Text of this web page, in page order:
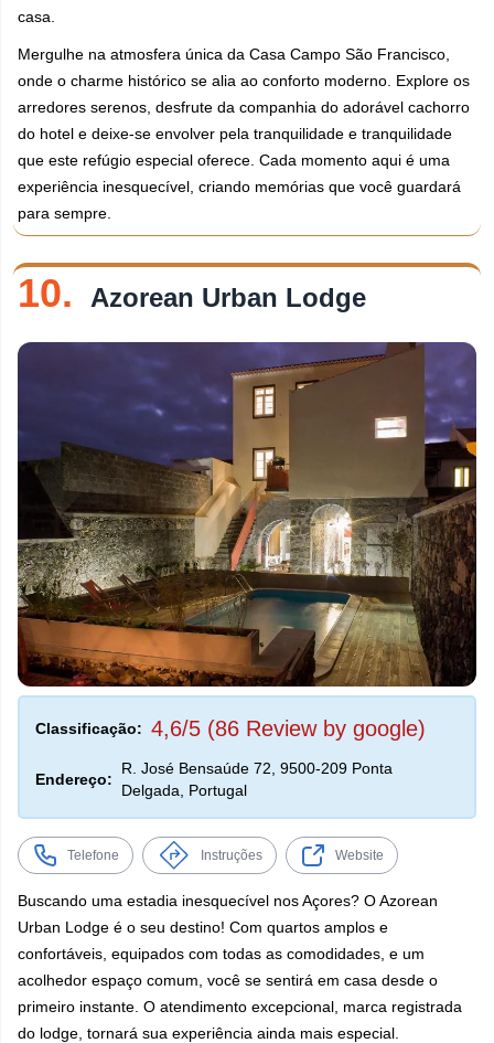
casa.
Mergulhe na atmosfera única da Casa Campo São Francisco,
onde o charme histórico se alia ao conforto moderno. Explore os
arredores serenos, desfrute da companhia do adorável cachorro
do hotel e deixe-se envolver pela tranquilidade e tranquilidade
que este refúgio especial oferece. Cada momento aqui é uma
experiência inesquecível, criando memórias que você guardará
para sempre.
10. Azorean Urban Lodge
Classificação: 4,6/5 (86 Review by google)
Endereço:
R. José Bensaúde 72, 9500-209 Ponta
Delgada, Portugal
Telefone Instruções Website
Buscando uma estadia inesquecível nos Açores? O Azorean
Urban Lodge é o seu destino! Com quartos amplos e
confortáveis, equipados com todas as comodidades, e um
acolhedor espaço comum, você se sentirá em casa desde o
primeiro instante. O atendimento excepcional, marca registrada
do lodge, tornará sua experiência ainda mais especial.